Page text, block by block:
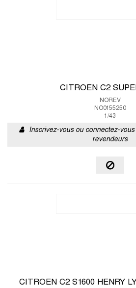
CITROEN C2
NOREV
NO0155250
1/43
Inscrivez-vous ou connectez-
revendeurs
CITROEN C2 S1600 HENRY